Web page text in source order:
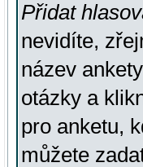
Přidat
nevidíte,
název
otázky a
pro anketu,
můžete